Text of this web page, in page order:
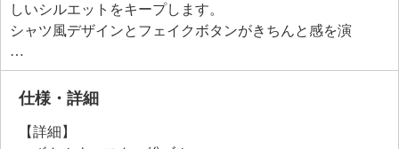
しいシルエットをキープします。
シャツ風デザインとフェイクボタンがきちんと感を演
出し、日常からちょっとしたお出かけまで幅広く活
躍。
軽量で持ち運びもしやすく、旅先での装いの幅を広げ
仕様・詳細
【詳細】